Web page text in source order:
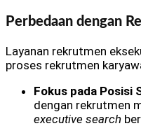
Perbedaan dengan
Layanan rekrutmen
proses rekrutmen
Fokus pada Posisi
dengan rekrutmen
executive search